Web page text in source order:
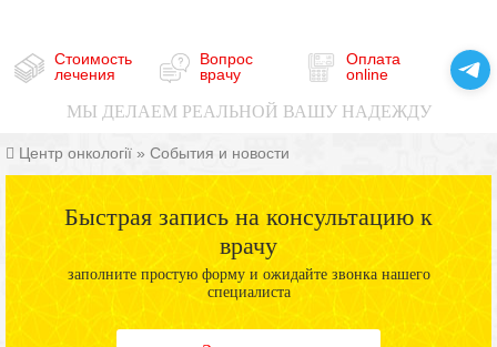
Стоимость
лечения
Вопрос
врачу
Оплата
online
МЫ ДЕЛАЕМ РЕАЛЬНОЙ ВАШУ НАДЕЖДУ
Центр онкології » События и новости
Быстрая запись на консультацию к
врачу
заполните простую форму и ожидайте звонка нашего
специалиста